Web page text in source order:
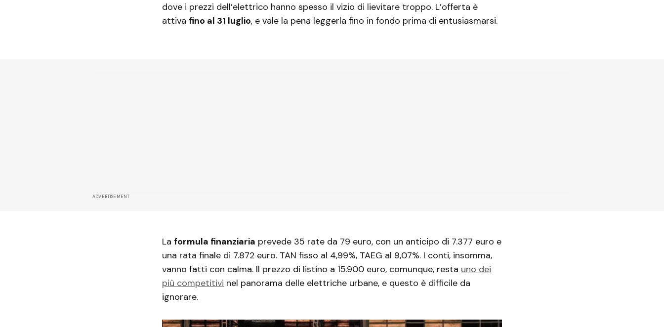
dove i prezzi dell’elettrico hanno spesso il vizio di lievitare troppo. L’offerta è
attiva fino al 31 luglio, e vale la pena leggerla fino in fondo prima di entusiasmarsi.
ADVERTISEMENT
La formula finanziaria prevede 35 rate da 79 euro, con un anticipo di 7.377 euro e
una rata finale di 7.872 euro. TAN fisso al 4,99%, TAEG al 9,07%. I conti, insomma,
vanno fatti con calma. Il prezzo di listino a 15.900 euro, comunque, resta uno dei
più competitivi nel panorama delle elettriche urbane, e questo è difficile da
ignorare.